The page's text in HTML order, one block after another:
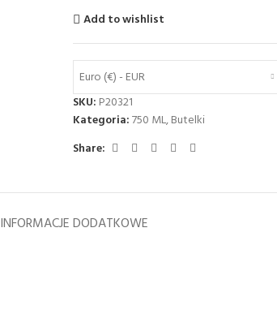
Add to wishlist
Euro (€) - EUR
SKU: P20321
Kategoria:750 ML,Butelki
Share:
INFORMACJE DODATKOWE